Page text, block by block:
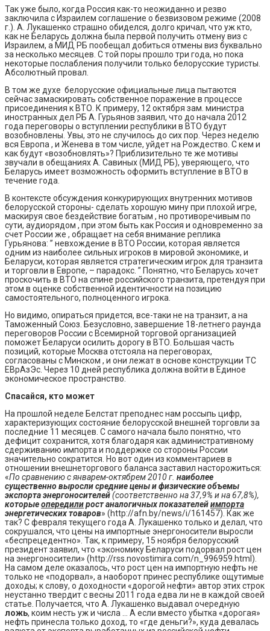
Так уже было, когда Россия как-то неожиданно и резво
заключила с Израилем соглашение о безвизовом режиме (2008
г.). А. Лукашенко страшно обиделся, долго кричал, что уж кто,
как не Беларусь должна была первой получить отмену виз с
Израилем, а МИД РБ пообещал добиться отмены виз буквально
за несколько месяцев. С той поры прошло три года, но пока
некоторые послабления получили только белорусские туристы.
Абсолютный провал.
В том же духе белорусские официальные лица пытаются
сейчас замаскировать собственное поражение в процессе
присоединения к ВТО. К примеру, 12 октября зам. министра
иностранных дел РБ А. Гурьянов заявил, что до начала 2012
года переговоры о вступлении республики в ВТО будут
возобновлены. Увы, это не случилось до сих пор. Через неделю
вся Европа , и Женева в том числе, уйдет на Рождество. С кем и
как будут «возобновлять»? Приблизительно те же мотивы
звучали в обещаниях А. Савиных (МИД РБ), уверяющего, что
Беларусь имеет возможность оформить вступление в ВТО в
течение года.
В контексте обсуждения конкурирующих внутренних мотивов
белорусской стороны- сделать хорошую мину при плохой игре,
маскируя свое бездействие богатым , но противоречивым по
сути, аудиорядом , при этом быть как Россия и одновременно за
счет России же , обращает на себя внимание реплика
Гурьянова: ” невхождение в ВТО России, которая является
одним из наиболее сильных игроков в мировой экономике, и
Беларуси, которая является стратегическим игрок для транзита
и торговли в Европе, – парадокс. ” Понятно, что Беларусь хочет
проскочить в ВТО на спине российского транзита, претендуя при
этом в оценке собственной идентичности на позицию
самостоятельного, полноценного игрока.
Но видимо, опираться придется, все-таки не на транзит, а на
Таможенный Союз. Безусловно, завершение 18-летнего раунда
переговоров России с Всемирной торговой организацией
поможет Беларуси осилить дорогу в ВТО. Большая часть
позиций, которые Москва отстояла на переговорах,
согласованы с Минском , и они лежат в основе конструкции ТС
ЕВрАзЭс. Через 10 дней республика должна войти в Единое
экономическое пространство.
Спасайся, кто может
На прошлой неделе Белстат преподнес нам россыпь цифр,
характеризующих состояние белорусской внешней торговли за
последние 11 месяцев. С самого начала было понятно, что
дефицит сохранится, хотя благодаря как административному
сдерживанию импорта и поддержке со стороны России
значительно сократится. Но вот один из комментариев в
отношении внешнеторгового баланса заставил насторожиться:
«По сравнению с январем-октябрем 2010 г. наиболее
существенно выросли средние цены и физические объемы
экспорта энергоносителей(соответственно на 37,9% и на 67,8%),
которыеопередилирост аналогичных показателейимпорта
энергетических товаров» (http://afn.by/news/i/161457). Как же
так? С февраля текущего года А. Лукашенко только и делал, что
сокрушался, что цены на импортные энергоносители выросли
«беспрецедентно». Так, к примеру, 15 ноября белорусский
президент заявил, что «экономику Беларуси подорвал рост цен
на энергоносители» (http://rss.novostimira.com/n_996959.html).
На самом деле оказалось, что рост цен на импортную нефть не
только не «подорвал», а наоборот принес республике ощутимые
доходы; к слову, о доходности «дорогой нефти» автор этих строк
неустанно твердит с весны 2011 года едва ли не в каждой своей
статье. Получается, что А. Лукашенко выдавал очередную
ложь, коим несть уж и числа … А если вместо убытка «дорогая»
нефть принесла только доход, то «где деньги?», куда девалась